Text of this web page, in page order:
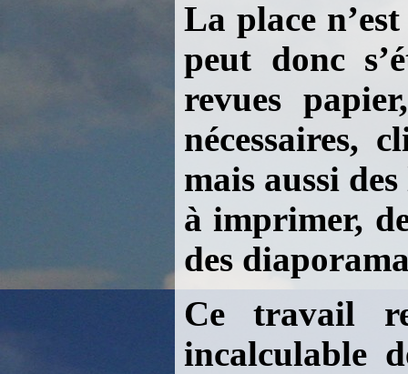
La place
peut donc
revues
nécessaires,
mais aussi
à imprimer,
des
Ce travail
incalculable